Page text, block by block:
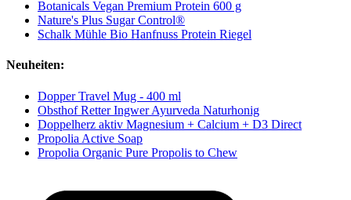
Botanicals Vegan Premium Protein 600 g
Nature's Plus Sugar Control®
Schalk Mühle Bio Hanfnuss Protein Riegel
Neuheiten:
Dopper Travel Mug - 400 ml
Obsthof Retter Ingwer Ayurveda Naturhonig
Doppelherz aktiv Magnesium + Calcium + D3 Direct
Propolia Active Soap
Propolia Organic Pure Propolis to Chew